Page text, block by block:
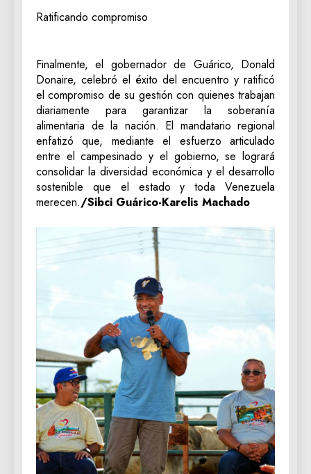
Ratificando compromiso
Finalmente, el gobernador de Guárico, Donald
Donaire, celebró el éxito del encuentro y ratificó
el compromiso de su gestión con quienes trabajan
diariamente para garantizar la soberanía
alimentaria de la nación. El mandatario regional
enfatizó que, mediante el esfuerzo articulado
entre el campesinado y el gobierno, se logrará
consolidar la diversidad económica y el desarrollo
sostenible que el estado y toda Venezuela
merecen./Sibci Guárico-Karelis Machado